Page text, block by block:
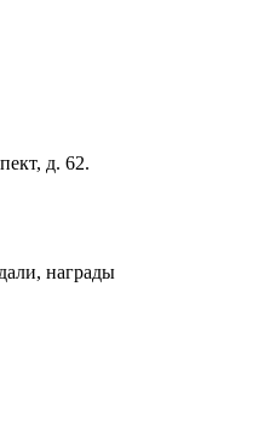
д. 62.
награды